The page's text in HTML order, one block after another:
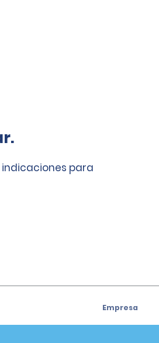
para
Empresa